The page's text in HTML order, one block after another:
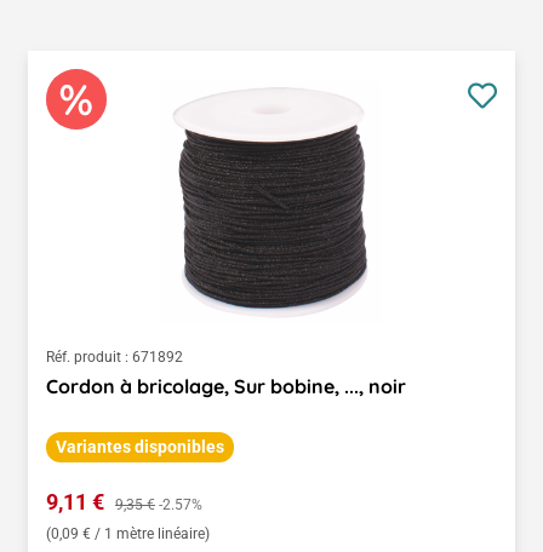
Réf. produit : 671892
Cordon à bricolage, Sur bobine, ..., noir
Variantes disponibles
Prix de vente :
9,11 € Prix régulier :
9,35 € -2.57%
(0,09 € / 1 mètre linéaire)